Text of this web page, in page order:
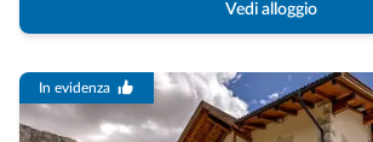
Vedi alloggio
In evidenza